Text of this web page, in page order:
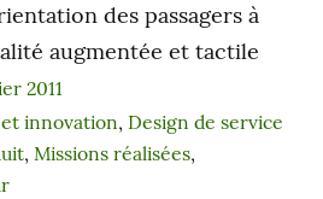
des passagers à
augmentée et tactile
2011
innovation, Design de service
, Missions réalisées,